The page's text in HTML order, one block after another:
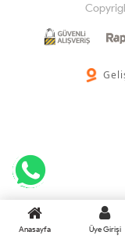
Anasayfa Üye Girişi